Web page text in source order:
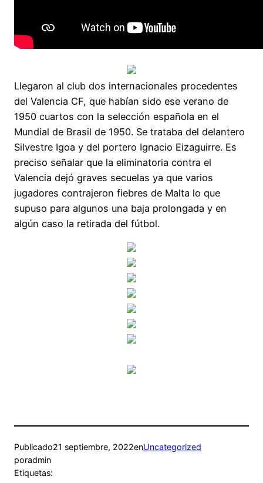
Llegaron al club dos internacionales procedentes
del Valencia CF, que habían sido ese verano de
1950 cuartos con la selección española en el
Mundial de Brasil de 1950. Se trataba del delantero
Silvestre Igoa y del portero Ignacio Eizaguirre. Es
preciso señalar que la eliminatoria contra el
Valencia dejó graves secuelas ya que varios
jugadores contrajeron fiebres de Malta lo que
supuso para algunos una baja prolongada y en
algún caso la retirada del fútbol.
Publicado21 septiembre, 2022enUncategorized
poradmin
Etiquetas: